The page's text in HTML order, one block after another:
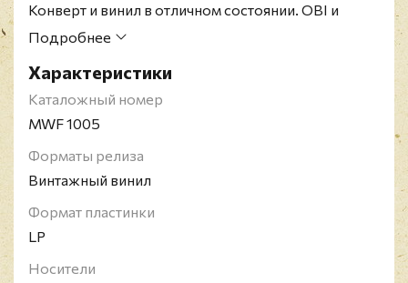
Конверт и винил в отличном состоянии. OBI и
вкладки в наличии.
основанная Иэном Гиланном. Гиллан наиболее
известен как вокалист Deep Purple, но также в
разное время Гиллан участвовал в рок-группах
Episode Six, Ian Gillan Band, GILLAN, Sweet, Black
Sabbath.
Подробнее
Характеристики
Каталожный номер
MWF 1005
Форматы релиза
Винтажный винил
Формат пластинки
LP
Носители